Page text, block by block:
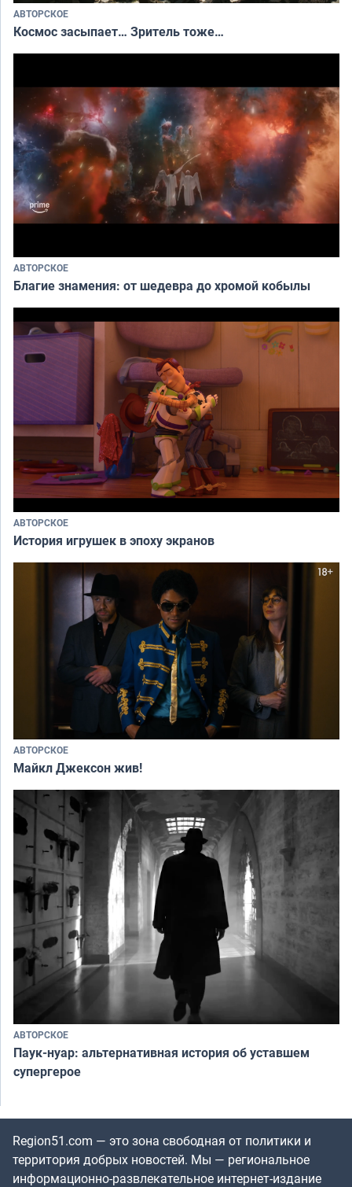
АВТОРСКОЕ
Космос засыпает… Зритель тоже…
АВТОРСКОЕ
Благие знамения: от шедевра до хромой кобылы
АВТОРСКОЕ
История игрушек в эпоху экранов
АВТОРСКОЕ
Майкл Джексон жив!
АВТОРСКОЕ
Паук-нуар: альтернативная история об уставшем
супергерое
Region51.com — это зона свободная от политики и
территория добрых новостей. Мы — региональное
информационно-развлекательное интернет-издание